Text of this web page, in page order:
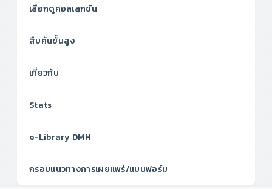
เลือกดูคอลเลกชัน
สืบค้นขั้นสูง
เกี่ยวกับ
Stats
e-Library DMH
กรอบแนวทางการเผยแพร่/แบบฟอร์ม